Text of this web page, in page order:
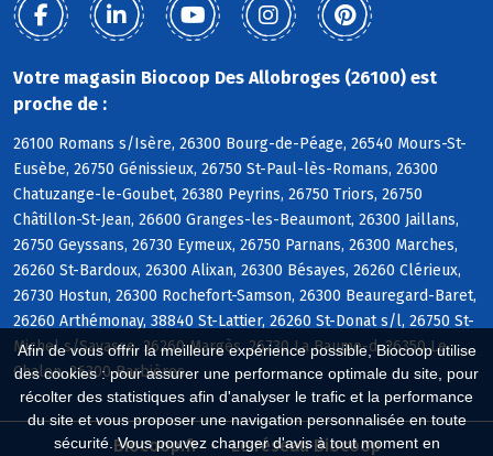
Afin de vous offrir la meilleure expérience possible, Biocoop utilise
des cookies : pour assurer une performance optimale du site, pour
récolter des statistiques afin d'analyser le trafic et la performance
du site et vous proposer une navigation personnalisée en toute
sécurité. Vous pouvez changer d'avis à tout moment en
Votre magasin Biocoop Des Allobroges (26100) est
proche de :
26100 Romans s/Isère, 26300 Bourg-de-Péage, 26540 Mours-St-
Eusèbe, 26750 Génissieux, 26750 St-Paul-lès-Romans, 26300
Chatuzange-le-Goubet, 26380 Peyrins, 26750 Triors, 26750
Châtillon-St-Jean, 26600 Granges-les-Beaumont, 26300 Jaillans,
26750 Geyssans, 26730 Eymeux, 26750 Parnans, 26300 Marches,
26260 St-Bardoux, 26300 Alixan, 26300 Bésayes, 26260 Clérieux,
26730 Hostun, 26300 Rochefort-Samson, 26300 Beauregard-Baret,
26260 Arthémonay, 38840 St-Lattier, 26260 St-Donat s/l, 26750 St-
Michel s/Savasse, 26260 Margès, 26730 La Baume-d, 26350 Le
Chalon, 26300 Barbières
Biocoop.fr Le réseau Biocoop